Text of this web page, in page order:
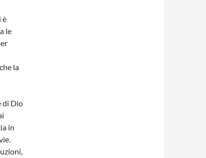
è
le
la
di Dio
in